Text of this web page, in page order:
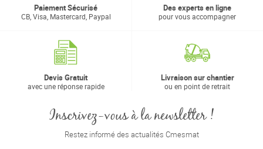
Paiement Sécurisé
CB, Visa, Mastercard, Paypal
Des experts en ligne
pour vous accompagner
Devis Gratuit
avec une réponse rapide
Livraison sur chantier
ou en point de retrait
Inscrivez-vous à la newsletter !
Restez informé des actualités Cmesmat